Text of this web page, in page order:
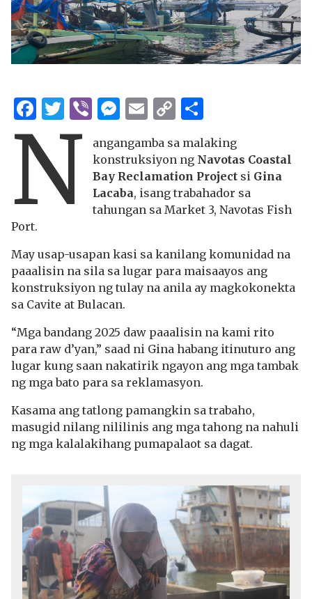
Facebook
Twitter
ViberMessenger
Email
Copy
Link
N
angangamba sa malaking
konstruksiyon ng Navotas Coastal
Bay Reclamation Project si Gina
Lacaba, isang trabahador sa
tahungan sa Market 3, Navotas Fish
Port.
May usap-usapan kasi sa kanilang komunidad na
paaalisin na sila sa lugar para maisaayos ang
konstruksiyon ng tulay na anila ay magkokonekta
sa Cavite at Bulacan.
“Mga bandang 2025 daw paaalisin na kami rito
para raw d’yan,” saad ni Gina habang itinuturo ang
lugar kung saan nakatirik ngayon ang mga tambak
ng mga bato para sa reklamasyon.
Kasama ang tatlong pamangkin sa trabaho,
masugid nilang nililinis ang mga tahong na nahuli
ng mga kalalakihang pumapalaot sa dagat.